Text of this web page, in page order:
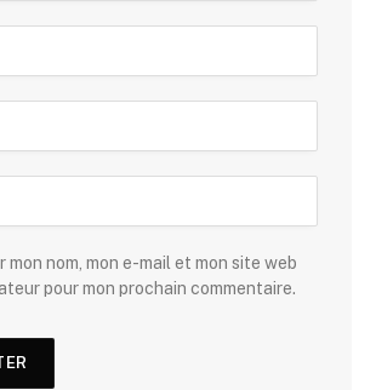
mon nom, mon e-mail et mon site web
pour mon prochain commentaire.